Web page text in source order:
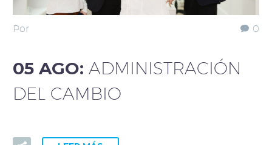
0
Por
05 AGO: ADMINISTRACIÓN
DEL CAMBIO